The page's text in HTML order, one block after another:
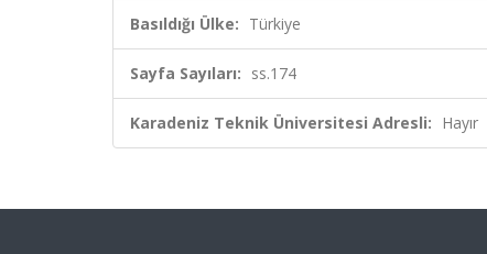
Basıldığı Ülke: Türkiye
Sayfa Sayıları: ss.174
Karadeniz Teknik Üniversitesi Adresli: Hayır